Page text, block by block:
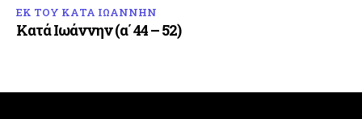
ΕΚ ΤΟΥ ΚΑΤΑ ΙΩΑΝΝΗΝ
Κατά Ιωάννην (α΄ 44 – 52)